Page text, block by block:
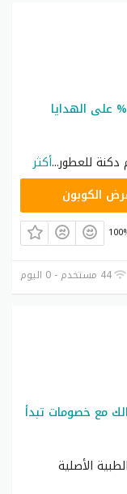
كوبون خصم Doknah 2026 – وفر حتى 40% على الهدايا
للعطور...أكثر
الكوبون
44 مستخدم - 0 اليوم
مع خصومات تبدأ
الأصلية